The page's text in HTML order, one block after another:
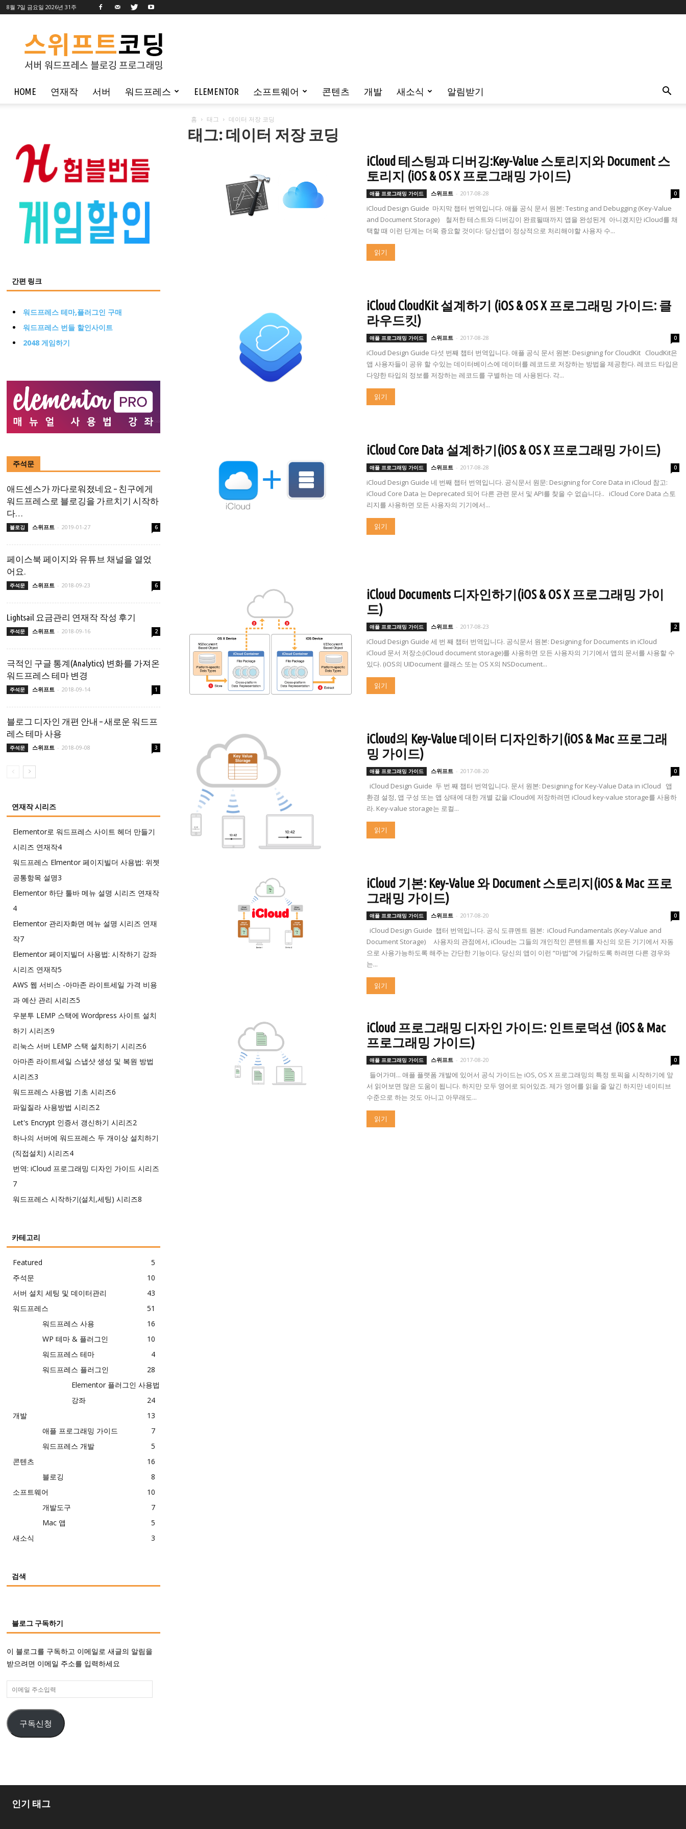
8월 7일 금요일 2026년 31주
스
위
프
트
딩
HOME 연재작 서버 워드프레스 ELEMENTOR 소프트웨어 콘텐츠 개발 새소식 알림받기
홈 태그 데이터 저장 코딩
태그: 데이터 저장 코딩
iCloud 테스팅과 디버깅:Key-Value 스토리지와 Document 스
토리지 (iOS & OS X 프로그래밍 가이드)
애플 프로그래밍 가이드 스위프트 - 2017-08-28 0
iCloud Design Guide 마지막 챕터 번역입니다. 애플 공식 문서 원본: Testing and Debugging (Key-Value
and Document Storage) 철저한 테스트와 디버깅이 완료될때까지 앱을 완성된게 아니겠지만 iCloud를 채
택할 때 이런 단계는 더욱 즁요할 것이다: 당신앱이 정상적으로 처리해야할 사용자 수...
읽기
iCloud CloudKit 설계하기 (iOS & OS X 프로그래밍 가이드: 클
라우드킷)
애플 프로그래밍 가이드 스위프트 - 2017-08-28 0
iCloud Design Guide 다섯 번째 챕터 번역입니다. 애플 공식 문서 원본: Designing for CloudKit CloudKit은
앱 사용자들이 공유 할 수있는 데이터베이스에 데이터를 레코드로 저장하는 방법을 제공한다. 레코드 타입은
다양한 타입의 정보를 저장하는 레코드를 구별하는 데 사용된다. 각...
읽기
iCloud Core Data 설계하기(iOS & OS X 프로그래밍 가이드)
애플 프로그래밍 가이드 스위프트 - 2017-08-28 0
iCloud Design Guide 네 번째 챕터 번역입니다. 공식문서 원문: Designing for Core Data in iCloud 참고:
iCloud Core Data 는 Deprecated 되어 다른 관련 문서 및 API를 찾을 수 없습니다.. iCloud Core Data 스토
리지를 사용하면 모든 사용자의 기기에서...
읽기
iCloud Documents 디자인하기(iOS & OS X 프로그래밍 가이
드)
애플 프로그래밍 가이드 스위프트 - 2017-08-23 2
iCloud Design Guide 세 번 째 챕터 번역입니다. 공식문서 원본: Designing for Documents in iCloud
iCloud 문서 저장소(iCloud document storage)를 사용하면 모든 사용자의 기기에서 앱의 문서를 사용할 수
있다. (iOS의 UIDocument 클래스 또는 OS X의 NSDocument...
읽기
iCloud의 Key-Value 데이터 디자인하기(iOS & Mac 프로그래
밍 가이드)
애플 프로그래밍 가이드 스위프트 - 2017-08-20 0
iCloud Design Guide 두 번 째 챕터 번역입니다. 문서 원본: Designing for Key-Value Data in iCloud 앱
환경 설정, 앱 구성 또는 앱 상태에 대한 개별 값을 iCloud에 저장하려면 iCloud key-value storage를 사용하
라. Key-value storage는 로컬...
읽기
iCloud 기본: Key-Value 와 Document 스토리지(iOS & Mac 프로
그래밍 가이드)
애플 프로그래밍 가이드 스위프트 - 2017-08-20 0
iCloud Design Guide 챕터 번역입니다. 공식 도큐멘트 원본: iCloud Fundamentals (Key-Value and
Document Storage) 사용자의 관점에서, iCloud는 그들의 개인적인 콘텐트를 자신의 모든 기기에서 자동
으로 사용가능하도록 해주는 간단한 기능이다. 당신의 앱이 이런 “마법”에 가담하도록 하려면 다른 경우와
는...
읽기
iCloud 프로그래밍 디자인 가이드: 인트로덕션 (iOS & Mac
프로그래밍 가이드)
애플 프로그래밍 가이드 스위프트 - 2017-08-20 0
들어가며... 애플 플랫폼 개발에 있어서 공식 가이드는 iOS, OS X 프로그래밍의 특정 토픽을 시작하기에 앞
서 읽어보면 많은 도움이 됩니다. 하지만 모두 영어로 되어있죠. 제가 영어를 읽을 줄 알긴 하지만 네이티브
수준으로 하는 것도 아니고 아무래도...
읽기
간편 링크
워드프레스 테마,플러그인 구매
워드프레스 번들 할인사이트
2048 게임하기
주석문
애드센스가 까다로워졌네요 – 친구에게
워드프레스로 블로깅을 가르치기 시작하
다…
블로깅 스위프트 - 2019-01-27 6
페이스북 페이지와 유튜브 채널을 열었
어요.
주석문 스위프트 - 2018-09-23 6
Lightsail 요금관리 연재작 작성 후기
주석문 스위프트 - 2018-09-16 2
극적인 구글 통계(Analytics) 변화를 가져온
워드프레스 테마 변경
주석문 스위프트 - 2018-09-14 1
블로그 디자인 개편 안내 – 새로운 워드프
레스 테마 사용
주석문 스위프트 - 2018-09-08 3
연재작 시리즈
Elementor로 워드프레스 사이트 헤더 만들기
시리즈 연재작4
워드프레스 Elmentor 페이지빌더 사용법: 위젯
공통항목 설명3
Elementor 하단 툴바 메뉴 설명 시리즈 연재작
4
Elementor 관리자화면 메뉴 설명 시리즈 연재
작7
Elementor 페이지빌더 사용법: 시작하기 강좌
시리즈 연재작5
AWS 웹 서비스 -아마존 라이트세일 가격 비용
과 예산 관리 시리즈5
우분투 LEMP 스택에 Wordpress 사이트 설치
하기 시리즈9
리눅스 서버 LEMP 스택 설치하기 시리즈6
아마존 라이트세일 스냅샷 생성 및 복원 방법
시리즈3
워드프레스 사용법 기초 시리즈6
파일질라 사용방법 시리즈2
Let's Encrypt 인증서 갱신하기 시리즈2
하나의 서버에 워드프레스 두 개이상 설치하기
(직접설치) 시리즈4
번역: iCloud 프로그래밍 디자인 가이드 시리즈
7
워드프레스 시작하기(설치,세팅) 시리즈8
카테고리
Featured
5
주석문
10
서버 설치 세팅 및 데이터관리
43
워드프레스
51
워드프레스 사용
16
WP 테마 & 플러그인
10
워드프레스 테마
4
워드프레스 플러그인
28
Elementor 플러그인 사용법
강좌
24
개발
13
애플 프로그래밍 가이드
7
워드프레스 개발
5
콘텐츠
16
블로깅
8
소프트웨어
10
개발도구
7
Mac 앱
5
새소식
3
검색
블로그 구독하기
이 블로그를 구독하고 이메일로 새글의 알림을
받으려면 이메일 주소를 입력하세요
이
메
일
주
소
구독신청
인기 태그